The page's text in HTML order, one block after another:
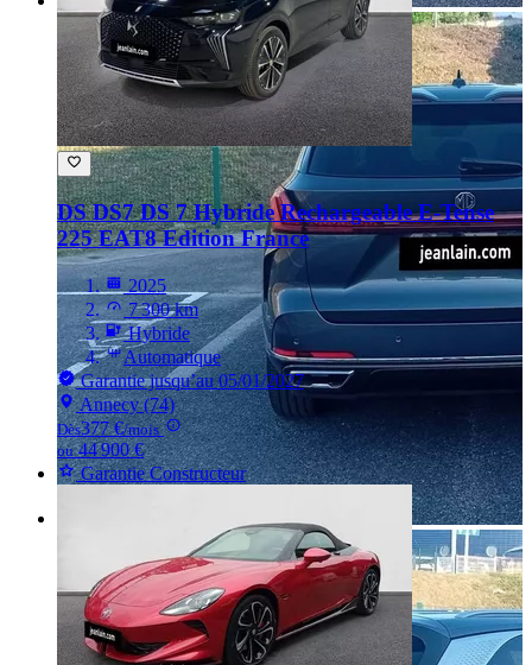
DS DS7DS 7 Hybride Rechargeable E-Tense
225 EAT8 Edition France
2025
7 300 km
Hybride
Automatique
Garantie jusqu’au 05/01/2027
Annecy (74)
Dès377 €/mois
ou44 900 €
Garantie Constructeur